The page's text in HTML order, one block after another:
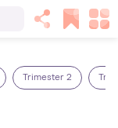
Trimester 2